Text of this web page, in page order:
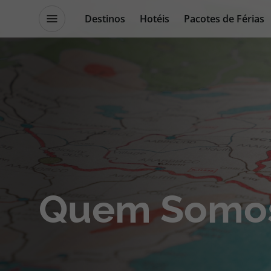
Destinos Hotéis
Pacotes de Férias
Promoções
Blog TopViagens
Voos
Hotéis
Cruzeiros
Quem